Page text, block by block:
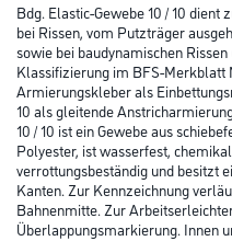
Bdg. Elastic-Gewebe 10 / 10
bei Rissen, vom Putzträger
sowie bei baudynamischen Rissen
Klassifizierung im BFS-Merkblatt
Armierungskleber als
10 als gleitende
10 / 10 ist ein Gewebe aus
Polyester, ist wasserfest,
verrottungsbeständig und besitzt
Kanten. Zur Kennzeichnung
Bahnenmitte. Zur
Überlappungsmarkierung. Innen